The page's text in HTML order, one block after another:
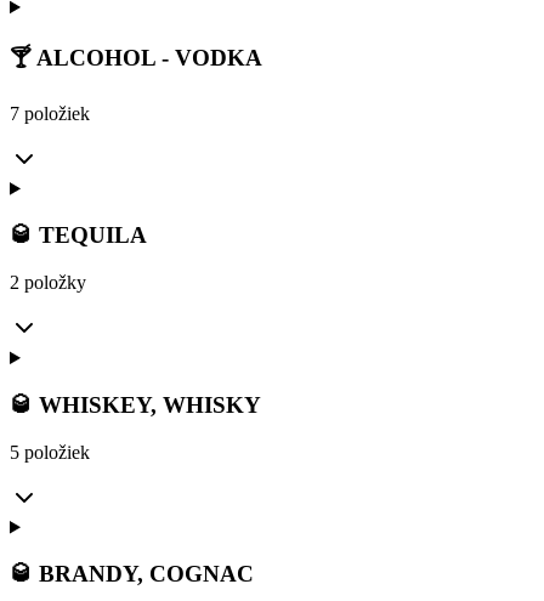
🍸 ALCOHOL - VODKA
7 položiek
🥃 TEQUILA
2 položky
🥃 WHISKEY, WHISKY
5 položiek
🥃 BRANDY, COGNAC